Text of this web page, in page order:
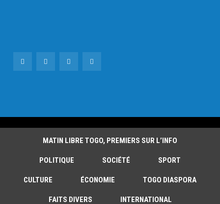
MATIN LIBRE TOGO, PREMIERS SUR L’INFO
POLITIQUE SOCIÉTÉ SPORT
CULTURE ÉCONOMIE TOGO DIASPORA
FAITS DIVERS INTERNATIONAL